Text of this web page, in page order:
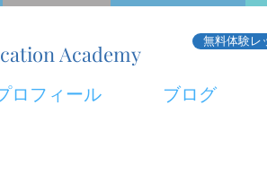
Academy 無料体験レ
ロフィール ブログ